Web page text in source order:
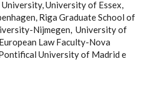
University of Essex,
Riga Graduate School of
Nijmegen, University of
Law Faculty-Nova
University of Madrid e